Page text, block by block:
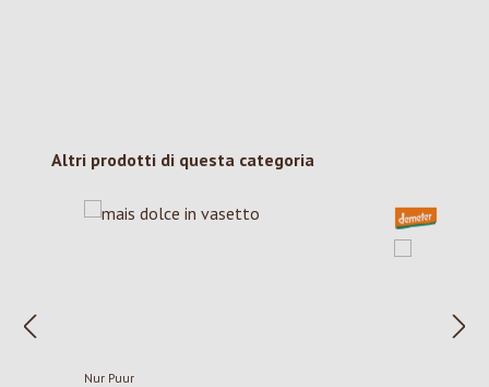
Salta la galleria dei prodotti
Altri prodotti di questa categoria
Nur Puur